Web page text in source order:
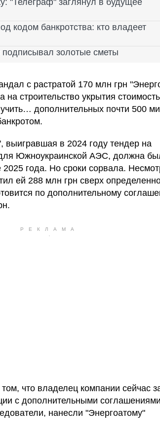
"Телеграф" заглянул в будущее
кодом банкротства: кто владеет
подписывал золотые сметы
с растратой 170 млн грн
на строительство укрытия
дополнительных почти 500
в 2024 году тендер на
для Южноукраинской АЭС, должна
2025 года. Но сроки сорвала.
ей 288 млн грн сверх
по дополнительному
что владелец компании сейчас
с дополнительными
нанесли "Энергоатому"